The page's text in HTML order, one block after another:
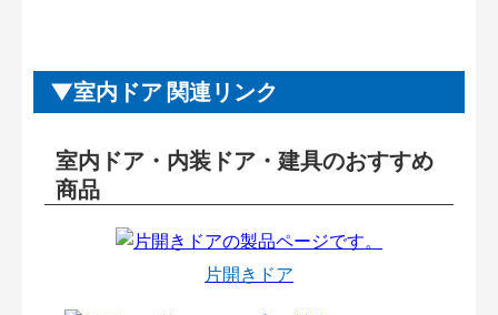
室内ドア 関連リンク
室内ドア・内装ドア・建具のおすすめ
商品
片開きドア